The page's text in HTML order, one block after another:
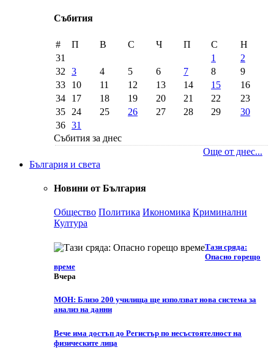
Събития
# П В С Ч П С
Н
31
1
2
32
3 4 5 6 7 8
9
33
10 11 12 13 14 15
16
34
17 18 19 20 21 22
23
35
24 25 26 27 28 29
30
36 31
Събития за днес
Още от днес...
България и света
Новини от България
Общество Политика Икономика Криминални
Култура
Тази сряда:
Опасно горещо
време
Вчера
МОН: Близо 200 училища ще използват нова система за
анализ на данни
Вече има достъп до Регистър по несъстоятелност на
физическите лица